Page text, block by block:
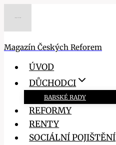
Magazín Českých Reforem
ÚVOD
DŮCHODCI
BABSKÉ RADY
REFORMY
RENTY
SOCIÁLNÍ POJIŠTĚNÍ